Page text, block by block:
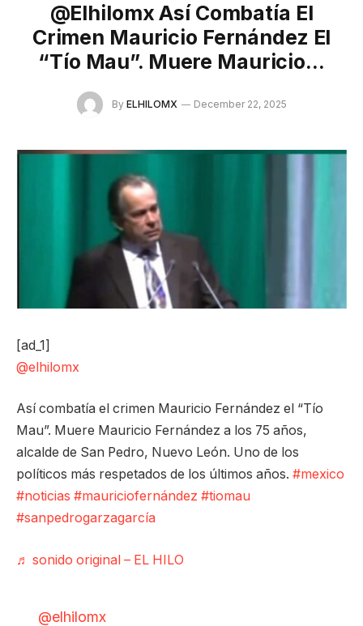
@elhilomx Así Combatía El
Crimen Mauricio Fernández El
“Tío Mau”. Muere Mauricio…
By ELHILOMX December 22, 2025
[ad_1]
@elhilomx
Así combatía el crimen Mauricio Fernández el “Tío
Mau”. Muere Mauricio Fernández a los 75 años,
alcalde de San Pedro, Nuevo León. Uno de los
políticos más respetados de los últimos años. #mexico
#noticias #mauriciofernández #tiomau
#sanpedrogarzagarcía
♬ sonido original – EL HILO
@elhilomx